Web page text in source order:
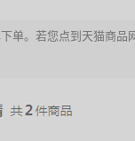
单。若您点到天猫商